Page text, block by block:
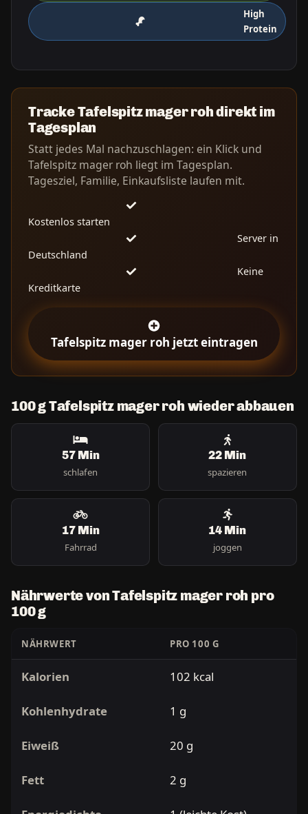
High
Protein
Tracke Tafelspitz mager roh direkt im
Tagesplan
Statt jedes Mal nachzuschlagen: ein Klick und
Tafelspitz mager roh liegt im Tagesplan.
Tagesziel, Familie, Einkaufsliste laufen mit.
Kostenlos starten
Server in
Deutschland
Keine
Kreditkarte
Tafelspitz mager roh jetzt eintragen
100 g Tafelspitz mager roh wieder abbauen
57 Min
schlafen
22 Min
spazieren
17 Min
Fahrrad
14 Min
joggen
Nährwerte von Tafelspitz mager roh pro
100 g
NÄHRWERT PRO 100 G
Kalorien 102 kcal
Kohlenhydrate 1 g
Eiweiß 20 g
Fett 2 g